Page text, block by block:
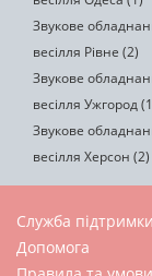
Звукове
весілля Рівне (2)
Звукове
весілля Ужгород
Звукове
весілля Херсон (2)
Служба
Допомога